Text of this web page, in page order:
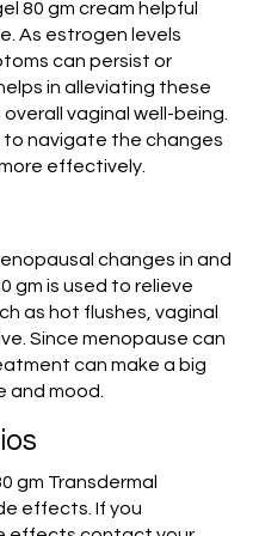
80 gm cream helpful
As estrogen levels
can persist or
in alleviating these
vaginal well-being.
to navigate the changes
effectively.
changes in and
gm is used to relieve
as hot flushes, vaginal
Since menopause can
can make a big
and mood.
gm Transdermal
effects. If you